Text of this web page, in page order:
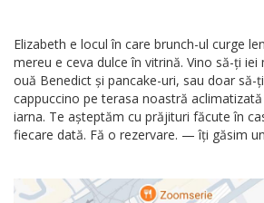
Elizabeth e locul în care brunch-ul curge
mereu e ceva dulce în vitrină. Vino să-ți iei
ouă Benedict și pancake-uri, sau doar să-
cappuccino pe terasa noastră
iarna. Te așteptăm cu prăjituri făcute în
fiecare dată. Fă o rezervare. — îți găsim